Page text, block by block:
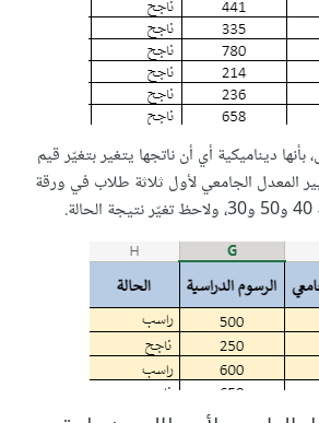
ديناميكية أي أن ناتجها يتغير بتغيّر قيم
المعدل الجامعي لأول ثلاثة طلاب في ورقة